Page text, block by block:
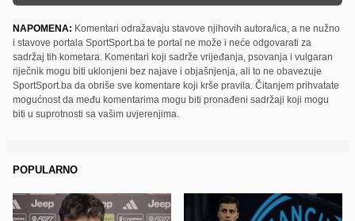
NAPOMENA: Komentari odražavaju stavove njihovih autora/ica, a ne nužno
i stavove portala SportSport.ba te portal ne može i neće odgovarati za
sadržaj tih kometara. Komentari koji sadrže vrijeđanja, psovanja i vulgaran
riječnik mogu biti uklonjeni bez najave i objašnjenja, ali to ne obavezuje
SportSport.ba da obriše sve komentare koji krše pravila. Čitanjem prihvatate
mogućnost da među komentarima mogu biti pronađeni sadržaji koji mogu
biti u suprotnosti sa vašim uvjerenjima.
POPULARNO